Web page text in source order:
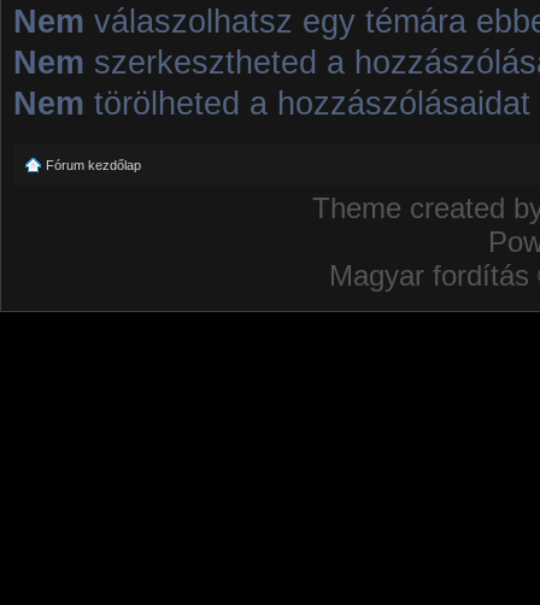
Nem válaszolhatsz egy témára
Nem szerkesztheted a
Nem törölheted a
Fórum kezdőlap
Theme created
Magyar